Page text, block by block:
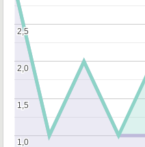
1,0
1,0
1,5
1,5
2,0
2,0
2,5
2,5